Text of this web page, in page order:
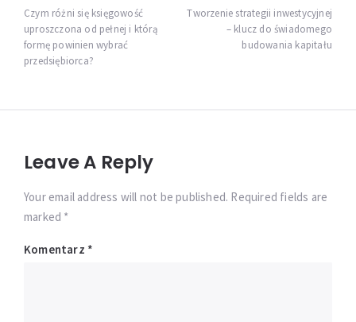
wpisu
Czym różni się księgowość
uproszczona od pełnej i którą
formę powinien wybrać
przedsiębiorca?
Tworzenie strategii inwestycyjnej
– klucz do świadomego
budowania kapitału
Leave A Reply
Your email address will not be published. Required fields are
marked *
Komentarz *